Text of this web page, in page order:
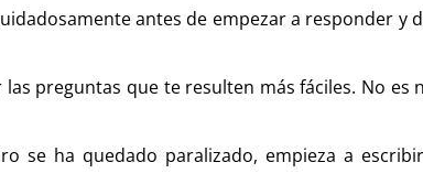
antes de empezar a responder y
preguntas que te resulten más fáciles. No es
se ha quedado paralizado, empieza a